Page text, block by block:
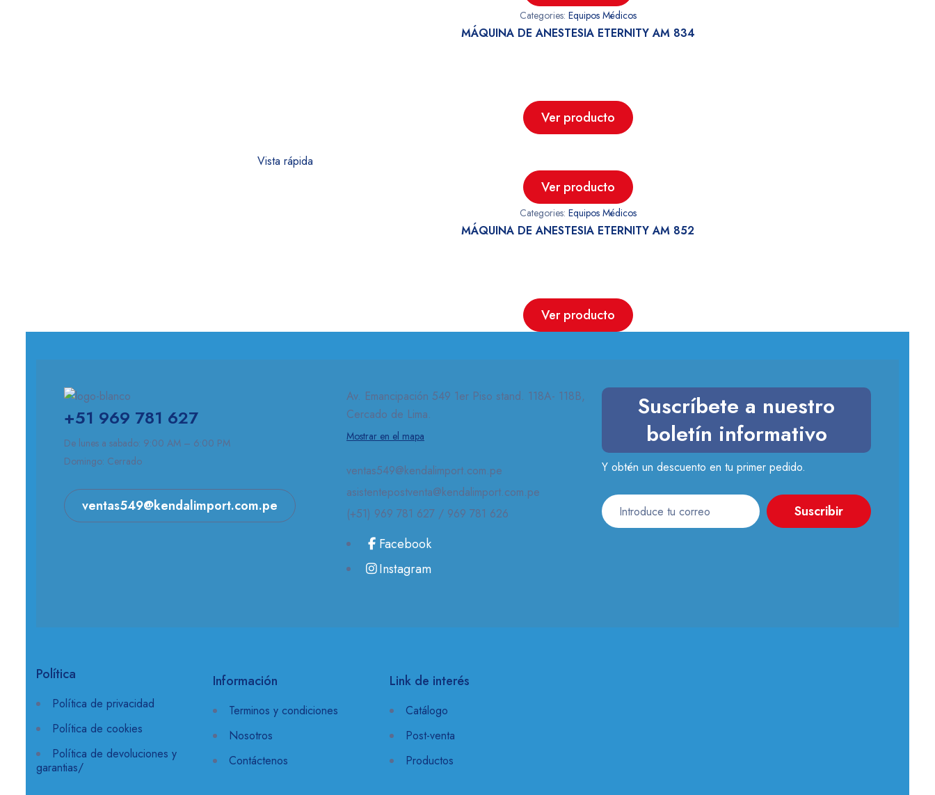
Categories: Equipos Médicos
MÁQUINA DE ANESTESIA ETERNITY AM 834
Ver producto
Vista rápida
Ver producto
Categories: Equipos Médicos
MÁQUINA DE ANESTESIA ETERNITY AM 852
Ver producto
+51 969 781 627
De lunes a sabado: 9:00 AM – 6:00 PM
Domingo: Cerrado
ventas549@kendalimport.com.pe
Av. Emancipación 549 1er Piso stand. 118A- 118B,
Cercado de Lima.
Mostrar en el mapa
ventas549@kendalimport.com.pe
asistentepostventa@kendalimport.com.pe
(+51) 969 781 627 / 969 781 626
Facebook
Instagram
Suscríbete a nuestro
boletín informativo
Y obtén un descuento en tu primer pedido.
Suscribir
Política
Política de privacidad
Política de cookies
Política de devoluciones y
garantias/
Información
Terminos y condiciones
Nosotros
Contáctenos
Link de interés
Catálogo
Post-venta
Productos